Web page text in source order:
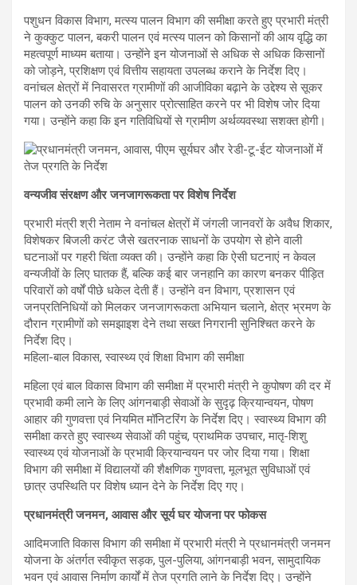
पशुधन विकास विभाग, मत्स्य पालन विभाग की समीक्षा करते हुए प्रभारी मंत्री
ने कुक्कुट पालन, बकरी पालन एवं मत्स्य पालन को किसानों की आय वृद्धि का
महत्वपूर्ण माध्यम बताया। उन्होंने इन योजनाओं से अधिक से अधिक किसानों
को जोड़ने, प्रशिक्षण एवं वित्तीय सहायता उपलब्ध कराने के निर्देश दिए।
वनांचल क्षेत्रों में निवासरत ग्रामीणों की आजीविका बढ़ाने के उद्देश्य से सूकर
पालन को उनकी रुचि के अनुसार प्रोत्साहित करने पर भी विशेष जोर दिया
गया। उन्होंने कहा कि इन गतिविधियों से ग्रामीण अर्थव्यवस्था सशक्त होगी।
वन्यजीव संरक्षण और जनजागरूकता पर विशेष निर्देश
प्रभारी मंत्री श्री नेताम ने वनांचल क्षेत्रों में जंगली जानवरों के अवैध शिकार,
विशेषकर बिजली करंट जैसे खतरनाक साधनों के उपयोग से होने वाली
घटनाओं पर गहरी चिंता व्यक्त की। उन्होंने कहा कि ऐसी घटनाएं न केवल
वन्यजीवों के लिए घातक हैं, बल्कि कई बार जनहानि का कारण बनकर पीड़ित
परिवारों को वर्षों पीछे धकेल देती हैं। उन्होंने वन विभाग, प्रशासन एवं
जनप्रतिनिधियों को मिलकर जनजागरूकता अभियान चलाने, क्षेत्र भ्रमण के
दौरान ग्रामीणों को समझाइश देने तथा सख्त निगरानी सुनिश्चित करने के
निर्देश दिए।
महिला-बाल विकास, स्वास्थ्य एवं शिक्षा विभाग की समीक्षा
महिला एवं बाल विकास विभाग की समीक्षा में प्रभारी मंत्री ने कुपोषण की दर में
प्रभावी कमी लाने के लिए आंगनबाड़ी सेवाओं के सुदृढ़ क्रियान्वयन, पोषण
आहार की गुणवत्ता एवं नियमित मॉनिटरिंग के निर्देश दिए। स्वास्थ्य विभाग की
समीक्षा करते हुए स्वास्थ्य सेवाओं की पहुंच, प्राथमिक उपचार, मातृ-शिशु
स्वास्थ्य एवं योजनाओं के प्रभावी क्रियान्वयन पर जोर दिया गया। शिक्षा
विभाग की समीक्षा में विद्यालयों की शैक्षणिक गुणवत्ता, मूलभूत सुविधाओं एवं
छात्र उपस्थिति पर विशेष ध्यान देने के निर्देश दिए गए।
प्रधानमंत्री जनमन, आवास और सूर्य घर योजना पर फोकस
आदिमजाति विकास विभाग की समीक्षा में प्रभारी मंत्री ने प्रधानमंत्री जनमन
योजना के अंतर्गत स्वीकृत सड़क, पुल-पुलिया, आंगनबाड़ी भवन, सामुदायिक
भवन एवं आवास निर्माण कार्यों में तेज प्रगति लाने के निर्देश दिए। उन्होंने